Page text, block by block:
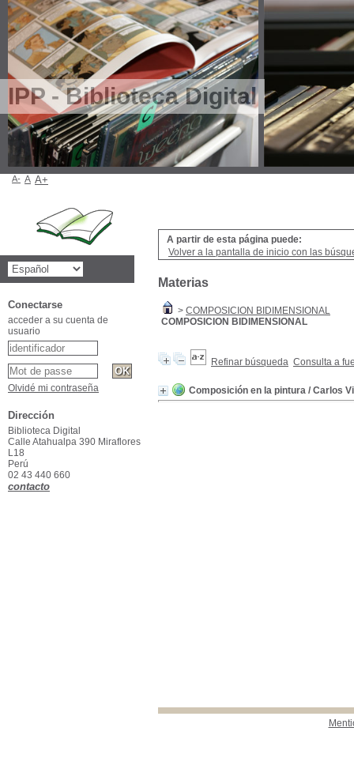
IPP - Biblioteca Digital
A partir de esta página puede:
Volver a la pantalla de inicio con las
Materias
> COMPOSICION BIDIMENSIONAL
COMPOSICION BIDIMENSIONAL
Refinar búsqueda Consulta a
Composición en la pintura / Carlos
A- A A+
Conectarse
acceder a su cuenta de
usuario
Olvidé mi contraseña
Dirección
Biblioteca Digital
Calle Atahualpa 390 Miraflores
L18
Perú
02 43 440 660
contacto